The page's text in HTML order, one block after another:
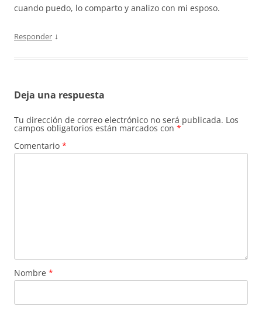
cuando puedo, lo comparto y analizo con mi esposo.
Responder ↓
Deja una respuesta
Tu dirección de correo electrónico no será publicada. Los
campos obligatorios están marcados con *
Comentario *
Nombre *